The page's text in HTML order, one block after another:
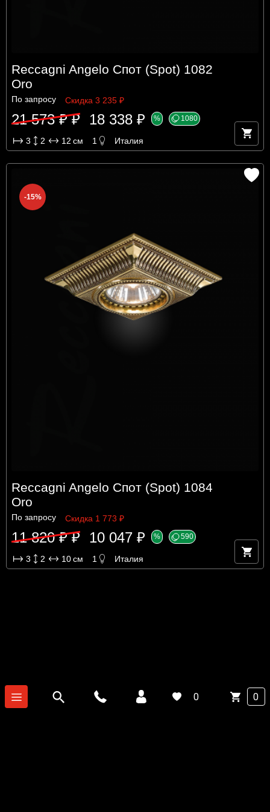
Reccagni Angelo Спот (Spot) 1082
Oro
По запросу Скидка 3 235 ₽
21 573 ₽ ₽ 18 338 ₽ % 1080
3 2 12 см 1 Италия
-15%
Reccagni Angelo Спот (Spot) 1084
Oro
По запросу Скидка 1 773 ₽
11 820 ₽ ₽ 10 047 ₽ % 590
3 2 10см 1 Италия
0 0